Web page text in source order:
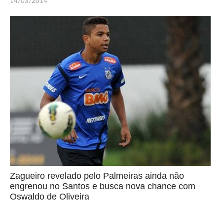
14/03/2014
Zagueiro revelado pelo Palmeiras ainda não
engrenou no Santos e busca nova chance com
Oswaldo de Oliveira